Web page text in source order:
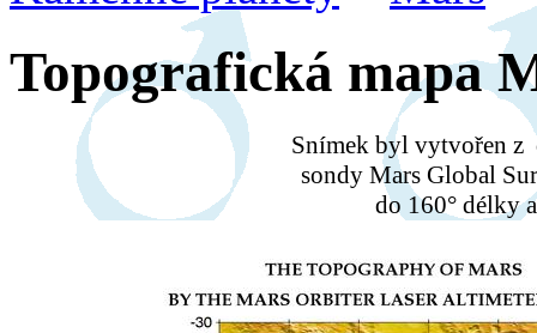
Topografická mapa
Snímek byl vytvořen z
sondy Mars Global
do 160° délky